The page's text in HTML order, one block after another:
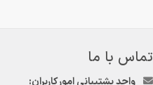
تماس با ما
واحد پشتیبانی امور کاربران: